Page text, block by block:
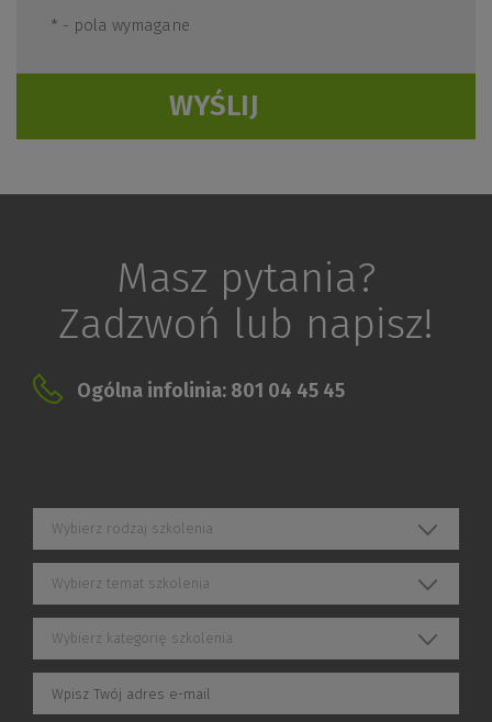
* - pola wymagane
Masz pytania?
Zadzwoń lub napisz!
Ogólna infolinia: 801 04 45 45
Wybierz rodzaj szkolenia
Wybierz temat szkolenia
Wybierz kategorię szkolenia